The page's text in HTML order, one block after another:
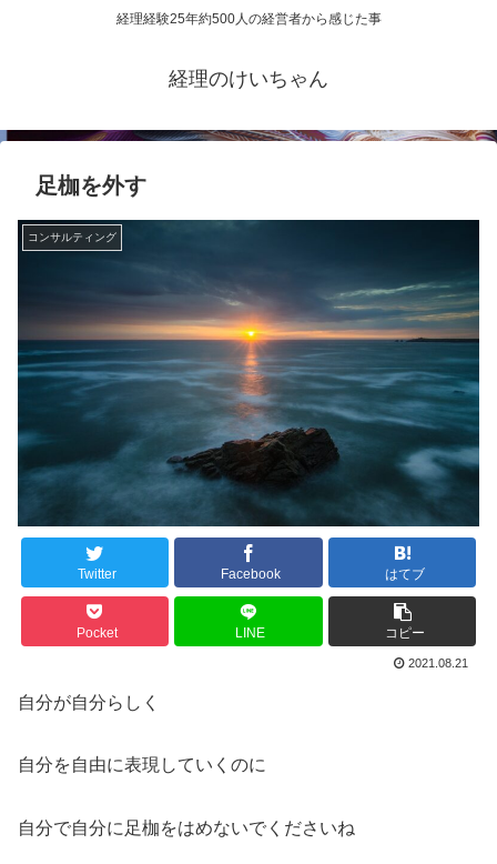
経理経験25年約500人の経営者から感じた事
経理のけいちゃん
足枷を外す
コンサルティング
Twitter Facebook はてブ
Pocket LINE コピー
2021.08.21
自分が自分らしく
自分を自由に表現していくのに
自分で自分に足枷をはめないでくださいね